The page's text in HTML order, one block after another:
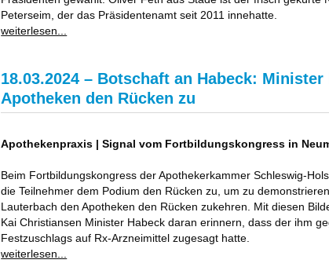
Peterseim, der das Präsidentenamt seit 2011 innehatte.
weiterlesen...
18.03.2024 – Botschaft an Habeck: Minister
Apotheken den Rücken zu
Apothekenpraxis | Signal vom Fortbildungskongress in
Beim Fortbildungskongress der Apothekerkammer Schleswig-
die Teilnehmer dem Podium den Rücken zu, um zu
Lauterbach den Apotheken den Rücken zukehren. Mit diesen
Kai Christiansen Minister Habeck daran erinnern, dass der ihm
Festzuschlags auf Rx-Arzneimittel zugesagt hatte.
weiterlesen...